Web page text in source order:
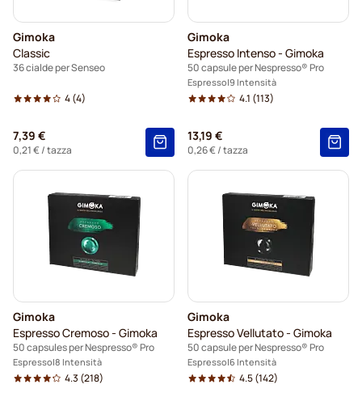
Gimoka
Classic
36 cialde per Senseo
4(4)
7,39 €
0,21 €/ tazza
Gimoka
Espresso Intenso - Gimoka
50 capsule per Nespresso® Pro
Espresso 9 Intensità
4.1 (113)
13,19 €
0,26 €/ tazza
Gimoka
Espresso Cremoso - Gimoka
50 capsules per Nespresso® Pro
Espresso 8 Intensità
4.3 (218)
Gimoka
Espresso Vellutato - Gimoka
50 capsule per Nespresso® Pro
Espresso 6 Intensità
4.5(142)